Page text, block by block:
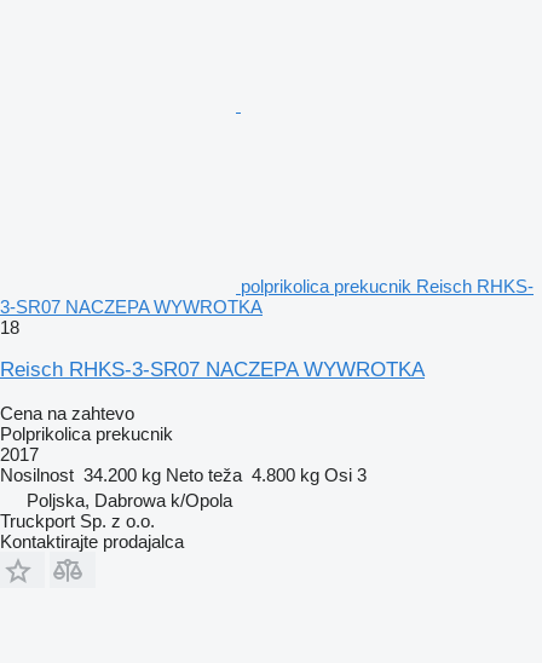
polprikolica prekucnik Reisch RHKS-
3-SR07 NACZEPA WYWROTKA
18
Reisch RHKS-3-SR07 NACZEPA WYWROTKA
Cena na zahtevo
Polprikolica prekucnik
2017
Nosilnost 34.200 kg Neto teža 4.800 kg Osi 3
Poljska, Dabrowa k/Opola
Truckport Sp. z o.o.
Kontaktirajte prodajalca